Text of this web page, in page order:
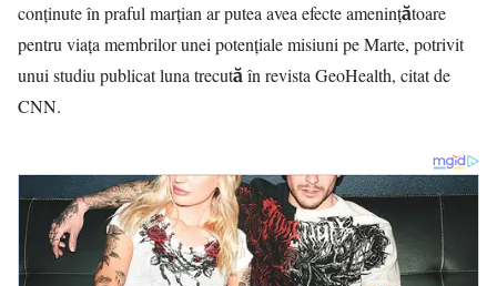
conținute în praful marțian ar putea avea efecte amenințătoare
pentru viața membrilor unei potențiale misiuni pe Marte, potrivit
unui studiu publicat luna trecută în revista GeoHealth, citat de
CNN.